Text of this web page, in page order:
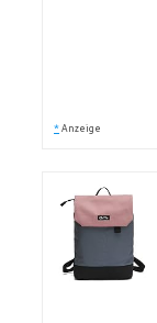
* Anzeige